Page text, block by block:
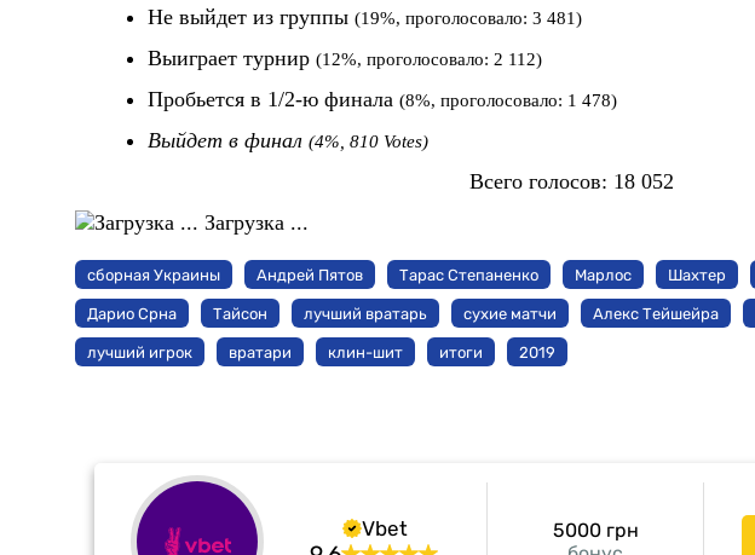
Не выйдет из группы (19%, проголосовало: 3 481)
Выиграет турнир (12%, проголосовало: 2 112)
Пробьется в 1/2-ю финала (8%, проголосовало: 1 478)
Выйдет в финал (4%, 810 Votes)
Всего голосов: 18 052
Загрузка ...
сборная Украины Андрей Пятов Тарас Степаненко Марлос Шахтер
Дарио Срна Тайсон лучший вратарь сухие матчи Алекс Тейшейра
лучший игрок вратари клин-шит итоги 2019
Vbet 5000 грн